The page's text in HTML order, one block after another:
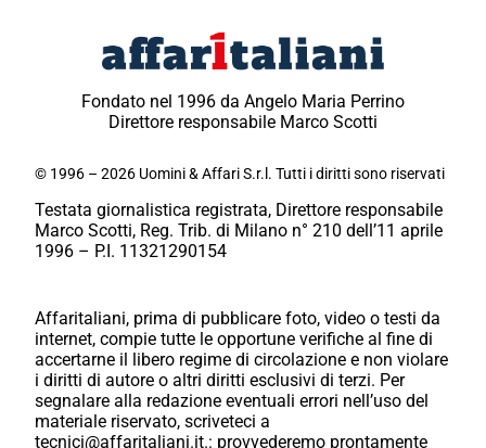
Fondato nel 1996 da Angelo Maria Perrino
Direttore responsabile Marco Scotti
© 1996 – 2026 Uomini & Affari S.r.l. Tutti i diritti sono riservati
Testata giornalistica registrata, Direttore responsabile
Marco Scotti, Reg. Trib. di Milano n° 210 dell’11 aprile
1996 – P.I. 11321290154
Affaritaliani, prima di pubblicare foto, video o testi da
internet, compie tutte le opportune verifiche al fine di
accertarne il libero regime di circolazione e non violare
i diritti di autore o altri diritti esclusivi di terzi. Per
segnalare alla redazione eventuali errori nell’uso del
materiale riservato, scriveteci a
tecnici@affaritaliani.it.: provvederemo prontamente